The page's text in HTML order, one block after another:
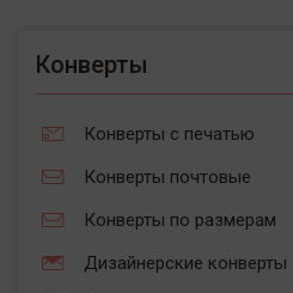
Конверты
Конверты с печатью
Конверты почтовые
Конверты по размерам
Дизайнерские конверты